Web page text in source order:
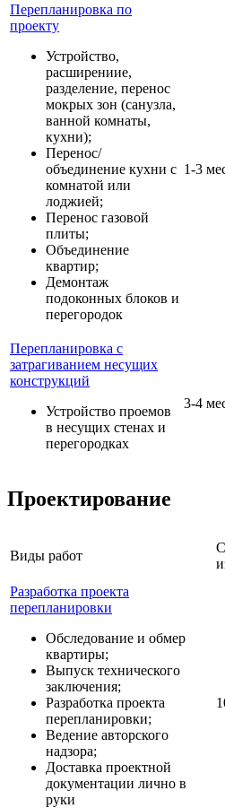
Перепланировка по
проекту
Устройство,
расширениие,
разделение, перенос
мокрых зон (санузла,
ванной комнаты,
кухни);
Перенос/
объединение кухни с
комнатой или
лоджией;
Перенос газовой
плиты;
Объединение
квартир;
Демонтаж
подоконных блоков и
перегородок
1-3
Перепланировка с
затрагиванием несущих
конструкций
Устройство проемов
в несущих стенах и
перегородках
3-4
Проектирование
Виды работ
Разработка проекта
перепланировки
Обследование и обмер
квартиры;
Выпуск технического
заключения;
Разработка проекта
перепланировки;
Ведение авторского
надзора;
Доставка проектной
документации лично в
руки